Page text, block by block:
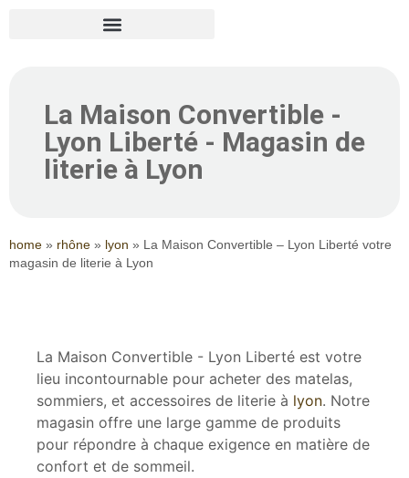
La Maison Convertible -
Lyon Liberté - Magasin de
literie à Lyon
home » rhône » lyon » La Maison Convertible – Lyon Liberté votre
magasin de literie à Lyon
La Maison Convertible - Lyon Liberté est votre
lieu incontournable pour acheter des matelas,
sommiers, et accessoires de literie à lyon. Notre
magasin offre une large gamme de produits
pour répondre à chaque exigence en matière de
confort et de sommeil.